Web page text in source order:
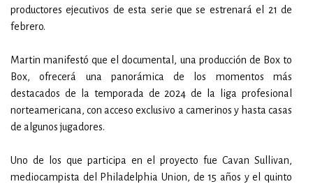
productores ejecutivos de esta serie que se estrenará el 21 de
febrero.
Martin manifestó que el documental, una producción de Box to
Box, ofrecerá una panorámica de los momentos más
destacados de la temporada de 2024 de la liga profesional
norteamericana, con acceso exclusivo a camerinos y hasta casas
de algunos jugadores.
Uno de los que participa en el proyecto fue Cavan Sullivan,
mediocampista del Philadelphia Union, de 15 años y el quinto